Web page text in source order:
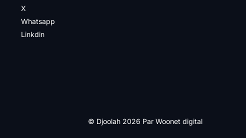
X
Whatsapp
Linkdin
© Djoolah 2026 Par Woonet digital